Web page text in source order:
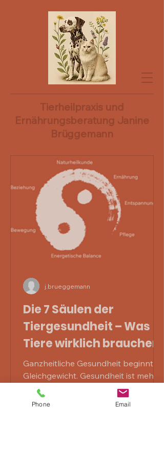
Tierheilpraxis und
Ernährungsberatung Janine
Brüggemann
Die 7 Säulen der
Tiergesundheit – Was
Tiere wirklich brauchen
Ganzheitliche Gesundheit beginnt im
Gleichgewicht. Gesundheit ist mehr
als „nicht krank sein“. Sie bedeutet
Lebensfreude, Beweglichkeit,...
j.brueggemann
Phone Email